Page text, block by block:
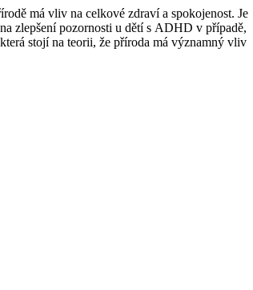
má vliv na celkové zdraví a spokojenost. Je
zlepšení pozornosti u dětí s ADHD v případě,
stojí na teorii, že příroda má významný vliv